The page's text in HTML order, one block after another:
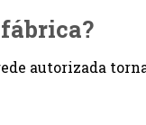
autorizada